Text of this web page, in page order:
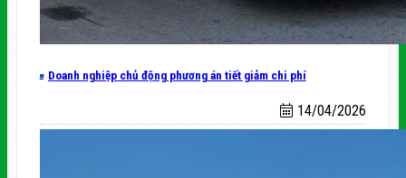
Doanh nghiệp chủ động phương án tiết giảm chi phí
14/04/2026